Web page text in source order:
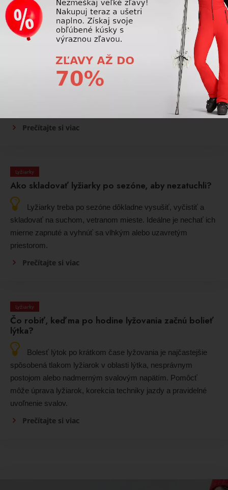
Lyžiarky
Lyžiarky sa zapínajú postupne od spodných praciek
smerom nahor. Najskôr sa fixuje päta a priehlavok, potom sa
nastaví komín a na záver sa dotiahne horný pásik. Pracky by
Prečítajte si viac
Lyžiarky
Ako skladovať lyžiarky po sezóne, aby nezatuchli?
Lyžiarky treba po sezóne dôkladne vysušiť, vyčistiť a
skladovať na suchom, vetranom mieste. Ideálne je nechať ich
mierne zapnuté a vyhnúť sa vlhkým alebo uzavretým
priestorom.
Prečítajte si viac
Lyžiarky
Čo robiť, keď ma po hodine lyžovania začnú bolieť
lýtka?
Bolesť lýtok po krátkom čase lyžovania je najčastejšie
spôsobená tlakom lyžiarok v oblasti lýtka, nesprávnym
postojom alebo nadmerným svalovým napätím. Pomôcť
môže úprava lyžiarok, korekcia techniky jazdy a pravidelné
uvoľnenie svalov.
Prečítajte si viac